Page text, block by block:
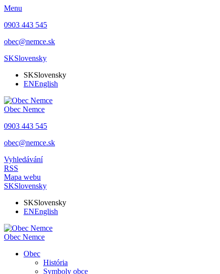
Menu
0903 443 545
obec@nemce.sk
SKSlovensky
SKSlovensky
ENEnglish
Obec Nemce
0903 443 545
obec@nemce.sk
Vyhledávání
RSS
Mapa webu
SKSlovensky
SKSlovensky
ENEnglish
Obec Nemce
Obec
História
Symboly obce